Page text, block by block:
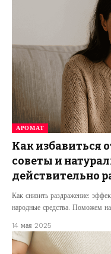
АРОМАТ
Как избавиться
советы и
действительно
Как снизить раздражение:
народные средства. Поможем
14 мая 2025